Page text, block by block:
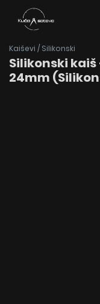
Kaiševi / Silikonski
Silikonski kaiš
24mm